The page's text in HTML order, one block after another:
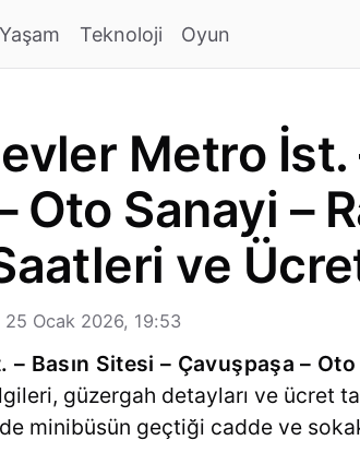
Yaşam Teknoloji Oyun
Metro İst.
Oto Sanayi –
ve
Ocak 2026, 19:53
Basın Sitesi – Çavuşpaşa –
güzergah detayları ve ücret
minibüsün geçtiği cadde ve